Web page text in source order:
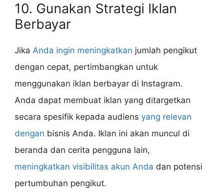
10. Gunakan Strategi Iklan
Berbayar
Jika Anda ingin meningkatkan jumlah pengikut
dengan cepat, pertimbangkan untuk
menggunakan iklan berbayar di Instagram.
Anda dapat membuat iklan yang ditargetkan
secara spesifik kepada audiens yang relevan
dengan bisnis Anda. Iklan ini akan muncul di
beranda dan cerita pengguna lain,
meningkatkan visibilitas akun Anda dan potensi
pertumbuhan pengikut.